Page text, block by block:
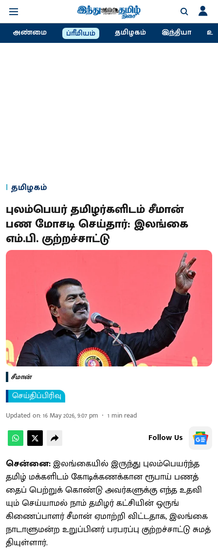
அண்மை ப்ரீமியம் தமிழகம் இந்தியா
தமிழகம்
புலம்பெயர் தமிழர்களிடம் சீமான்
பண மோசடி செய்தார்: இலங்கை
எம்.பி. குற்றச்சாட்டு
சீமான்
செய்திப்பிரிவு
Updated on:16 May 2026, 9:07 pm 1 min read
Follow Us
சென்னை:இலங்​கை​யில் இருந்து புலம்​பெயர்ந்த
தமிழ் மக்​களிடம் கோடிக்​கணக்​கான ரூபாய் பணத்​
தைப் பெற்​றுக் கொண்டு அவர்​களுக்கு எந்த உதவி​
யும் செய்​யாமல் நாம் தமிழர் கட்​சி​யின் ஒருங்​
கிணைப்​பாளர் சீமான் ஏமாற்றி விட்​ட​தாக, இலங்கை
நாடாளு​மன்ற உறுப்​பினர் பரபரப்பு குற்​றச்​சாட்டு சுமத்​
தி​யுள்​ளார்.